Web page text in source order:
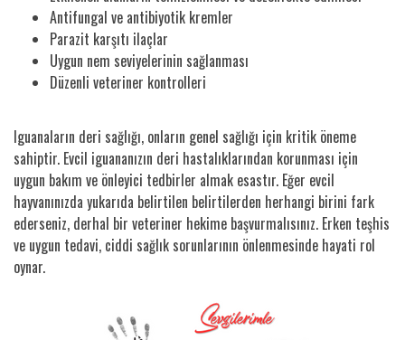
Antifungal ve antibiyotik kremler
Parazit karşıtı ilaçlar
Uygun nem seviyelerinin sağlanması
Düzenli veteriner kontrolleri
Iguanaların deri sağlığı, onların genel sağlığı için kritik öneme
sahiptir. Evcil iguananızın deri hastalıklarından korunması için
uygun bakım ve önleyici tedbirler almak esastır. Eğer evcil
hayvanınızda yukarıda belirtilen belirtilerden herhangi birini fark
ederseniz, derhal bir veteriner hekime başvurmalısınız. Erken teşhis
ve uygun tedavi, ciddi sağlık sorunlarının önlenmesinde hayati rol
oynar.